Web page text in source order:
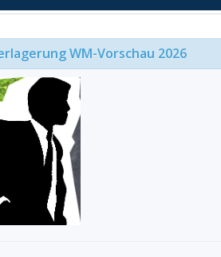
WM-Vorschau 2026